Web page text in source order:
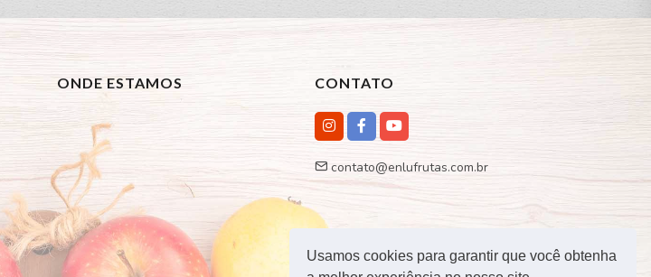
Usamos cookies para garantir que você obtenha
ONDE ESTAMOS CONTATO
contato@enlufrutas.com.br